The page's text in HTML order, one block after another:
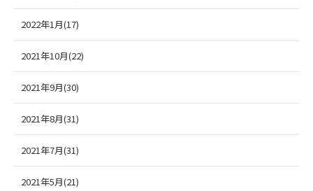
2022年1月(17)
2021年10月(22)
2021年9月(30)
2021年8月(31)
2021年7月(31)
2021年5月(21)